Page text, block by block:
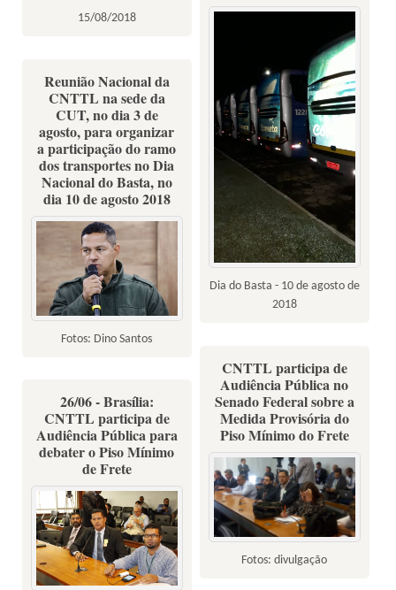
15/08/2018
Dia do Basta - 10 de agosto de
2018
Reunião Nacional da
CNTTL na sede da
CUT, no dia 3 de
agosto, para organizar
a participação do ramo
dos transportes no Dia
Nacional do Basta, no
dia 10 de agosto 2018
Fotos: Dino Santos
CNTTL participa de
Audiência Pública no
Senado Federal sobre a
Medida Provisória do
Piso Mínimo do Frete
Fotos: divulgação
26/06 - Brasília:
CNTTL participa de
Audiência Pública para
debater o Piso Mínimo
de Frete